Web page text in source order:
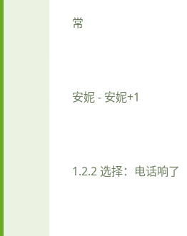
常
安妮 - 安妮+1
1.2.2 选择：电话响了